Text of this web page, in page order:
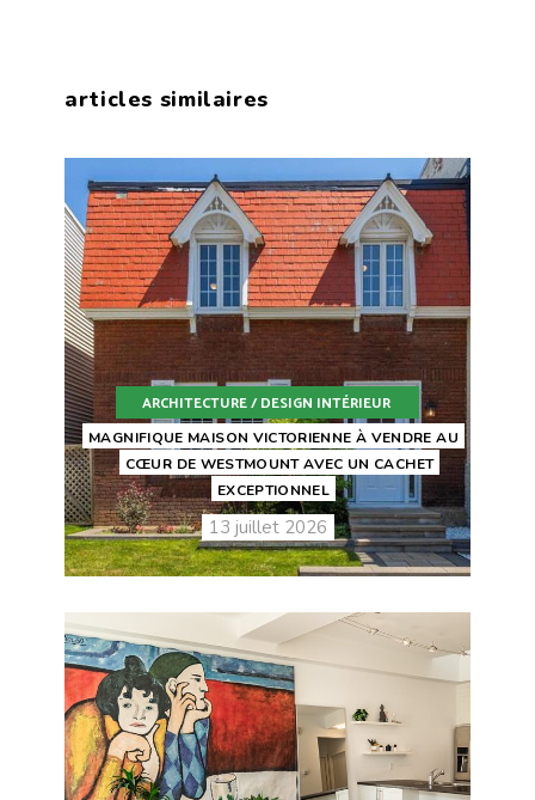
articles similaires
ARCHITECTURE / DESIGN INTÉRIEUR
MAGNIFIQUE MAISON VICTORIENNE À VENDRE AU
CŒUR DE WESTMOUNT AVEC UN CACHET
EXCEPTIONNEL
13 juillet 2026